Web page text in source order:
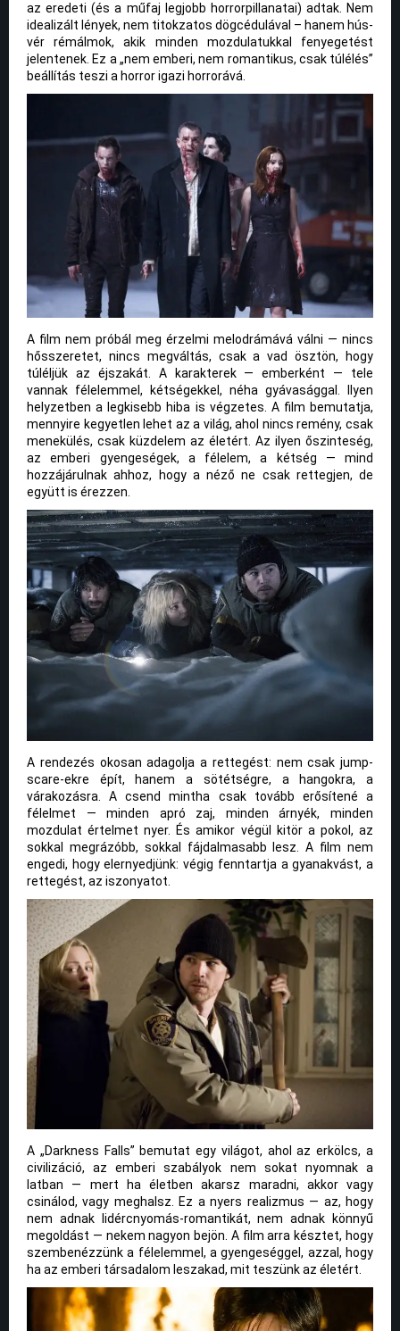
az eredeti (és a műfaj legjobb horrorpillanatai) adtak. Nem
idealizált lények, nem titokzatos dögcédulával – hanem hús-
vér rémálmok, akik minden mozdulatukkal fenyegetést
jelentenek. Ez a „nem emberi, nem romantikus, csak túlélés”
beállítás teszi a horror igazi horrorává.
A film nem próbál meg érzelmi melodrámává válni — nincs
hősszeretet, nincs megváltás, csak a vad ösztön, hogy
túléljük az éjszakát. A karakterek — emberként — tele
vannak félelemmel, kétségekkel, néha gyávasággal. Ilyen
helyzetben a legkisebb hiba is végzetes. A film bemutatja,
mennyire kegyetlen lehet az a világ, ahol nincs remény, csak
menekülés, csak küzdelem az életért. Az ilyen őszinteség,
az emberi gyengeségek, a félelem, a kétség — mind
hozzájárulnak ahhoz, hogy a néző ne csak rettegjen, de
együtt is érezzen.
A rendezés okosan adagolja a rettegést: nem csak jump-
scare-ekre épít, hanem a sötétségre, a hangokra, a
várakozásra. A csend mintha csak tovább erősítené a
félelmet — minden apró zaj, minden árnyék, minden
mozdulat értelmet nyer. És amikor végül kitör a pokol, az
sokkal megrázóbb, sokkal fájdalmasabb lesz. A film nem
engedi, hogy elernyedjünk: végig fenntartja a gyanakvást, a
rettegést, az iszonyatot.
A „Darkness Falls” bemutat egy világot, ahol az erkölcs, a
civilizáció, az emberi szabályok nem sokat nyomnak a
latban — mert ha életben akarsz maradni, akkor vagy
csinálod, vagy meghalsz. Ez a nyers realizmus — az, hogy
nem adnak lidércnyomás-romantikát, nem adnak könnyű
megoldást — nekem nagyon bejön. A film arra késztet, hogy
szembenézzünk a félelemmel, a gyengeséggel, azzal, hogy
ha az emberi társadalom leszakad, mit teszünk az életért.